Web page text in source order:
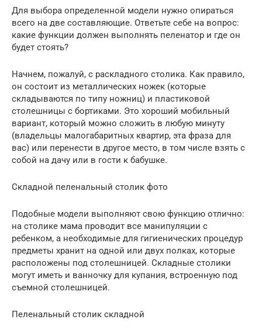
Для выбора определенной модели нужно опираться
всего на две составляющие. Ответьте себе на вопрос:
какие функции должен выполнять пеленатор и где он
будет стоять?
Начнем, пожалуй, с раскладного столика. Как правило,
он состоит из металлических ножек (которые
складываются по типу ножниц) и пластиковой
столешницы с бортиками. Это хороший мобильный
вариант, который можно сложить в любую минуту
(владельцы малогабаритных квартир, эта фраза для
вас) или перенести в другое место, в том числе взять с
собой на дачу или в гости к бабушке.
Складной пеленальный столик фото
Подобные модели выполняют свою функцию отлично:
на столике мама проводит все манипуляции с
ребенком, а необходимые для гигиенических процедур
предметы хранит на одной или двух полках, которые
расположены под столешницей. Складные столики
могут иметь и ванночку для купания, встроенную под
съемной столешницей.
Пеленальный столик складной